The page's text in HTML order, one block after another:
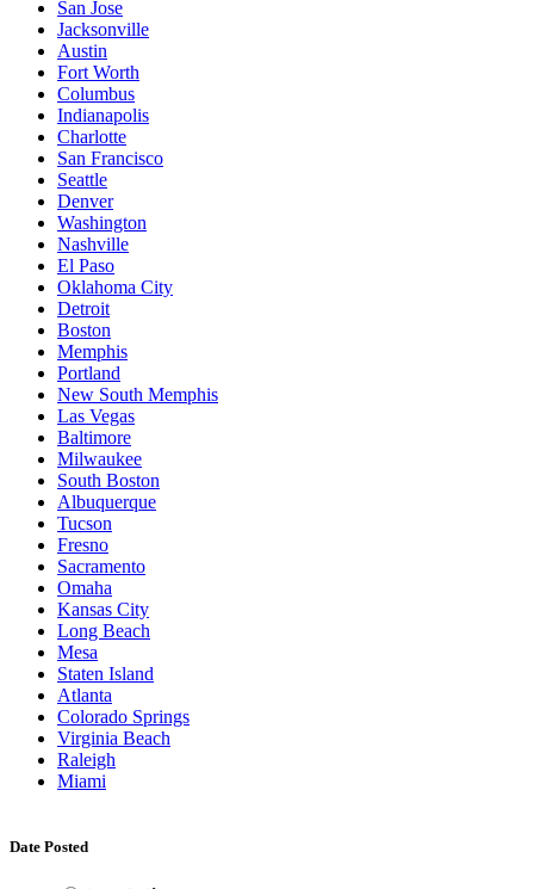
San Jose
Jacksonville
Austin
Fort Worth
Columbus
Indianapolis
Charlotte
San Francisco
Seattle
Denver
Washington
Nashville
El Paso
Oklahoma City
Detroit
Boston
Memphis
Portland
New South Memphis
Las Vegas
Baltimore
Milwaukee
South Boston
Albuquerque
Tucson
Fresno
Sacramento
Omaha
Kansas City
Long Beach
Mesa
Staten Island
Atlanta
Colorado Springs
Virginia Beach
Raleigh
Miami
Date Posted